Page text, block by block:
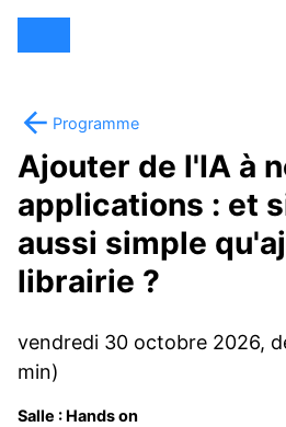
Programme
Ajouter de l'IA à
applications : et
aussi simple
librairie ?
vendredi 30 octobre 2026,
min)
Salle : Hands on